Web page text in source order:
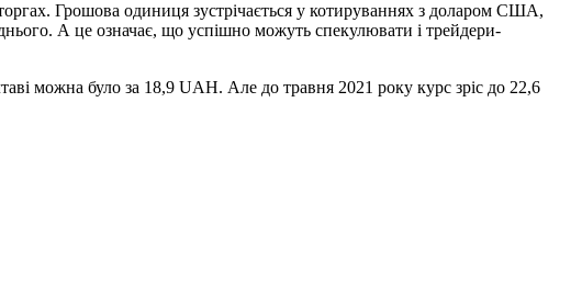
Грошова одиниця зустрічається у котируваннях з доларом США,
А це означає, що успішно можуть спекулювати і трейдери-
можна було за 18,9 UAH. Але до травня 2021 року курс зріс до 22,6